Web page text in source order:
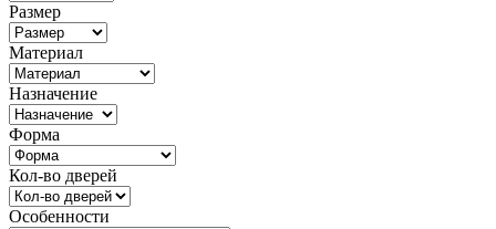
Размер
Материал
Назначение
Форма
Кол-во дверей
Особенности